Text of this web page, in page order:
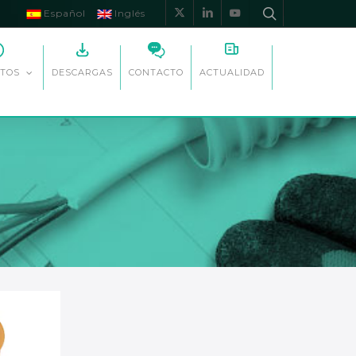
x-
linkedinyoutube
Español Inglés
DESCARGAS CONTACTO ACTUALIDAD